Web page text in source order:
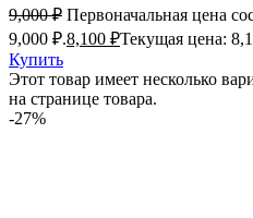
9,000₽ Первоначальная цена
9,000 ₽.8,100 ₽Текущая цена:
Купить
Этот товар имеет несколько
на странице товара.
-27%